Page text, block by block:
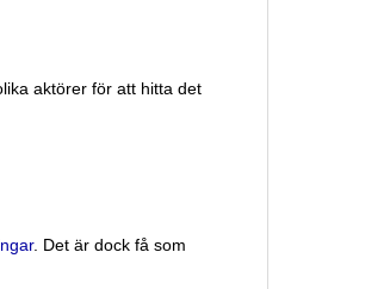
aktörer för att hitta det
. Det är dock få som